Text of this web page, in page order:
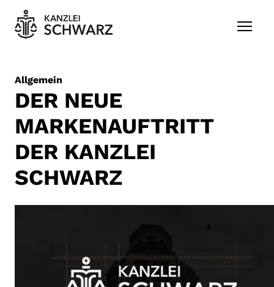
Allgemein
DER NEUE
MARKENAUFTRITT
DER KANZLEI
SCHWARZ